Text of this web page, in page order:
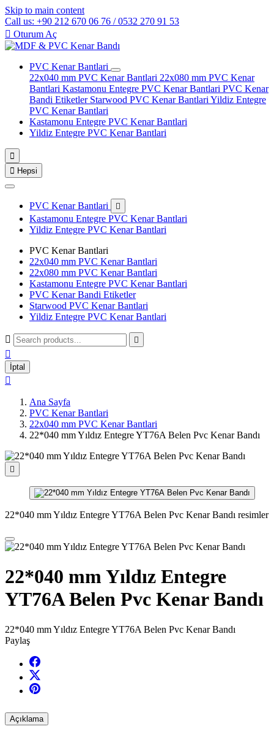
Skip to main content
Call us: +90 212 670 06 76 / 0532 270 91 53
 Oturum Aç
PVC Kenar Bantlari
22x040 mm PVC Kenar Bantlari 22x080 mm PVC Kenar
Bantlari Kastamonu Entegre PVC Kenar Bantlari PVC Kenar
Bandi Etiketler Starwood PVC Kenar Bantlari Yildiz Entegre
PVC Kenar Bantlari
Kastamonu Entegre PVC Kenar Bantlari
Yildiz Entegre PVC Kenar Bantlari

 Hepsi
PVC Kenar Bantlari 
Kastamonu Entegre PVC Kenar Bantlari
Yildiz Entegre PVC Kenar Bantlari
PVC Kenar Bantlari
22x040 mm PVC Kenar Bantlari
22x080 mm PVC Kenar Bantlari
Kastamonu Entegre PVC Kenar Bantlari
PVC Kenar Bandi Etiketler
Starwood PVC Kenar Bantlari
Yildiz Entegre PVC Kenar Bantlari
 

İptal

Ana Sayfa
PVC Kenar Bantlari
22x040 mm PVC Kenar Bantlari
22*040 mm Yıldız Entegre YT76A Belen Pvc Kenar Bandı

22*040 mm Yıldız Entegre YT76A Belen Pvc Kenar Bandı resimler
22*040 mm Yıldız Entegre
YT76A Belen Pvc Kenar Bandı
22*040 mm Yıldız Entegre YT76A Belen Pvc Kenar Bandı
Paylaş
Açıklama